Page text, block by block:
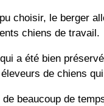
choisir, le berger
chiens de travail.
a été bien
de chiens
beaucoup de